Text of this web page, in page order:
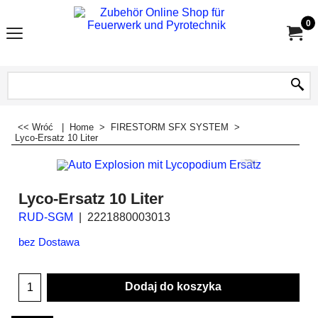
0
<< Wróć Home > FIRESTORM SFX SYSTEM
>
Lyco-Ersatz 10 Liter
Lyco-Ersatz 10 Liter
RUD-SGM 2221880003013
bez Dostawa
Dodaj do koszyka